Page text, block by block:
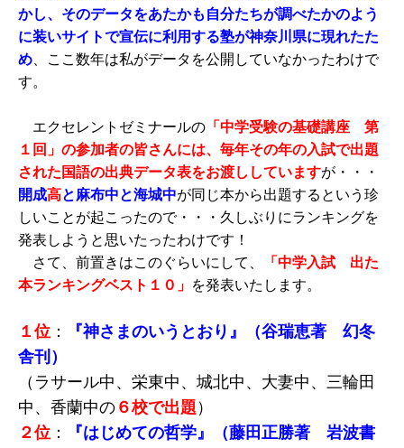
かし、そのデータをあたかも自分たちが調べたかのよう
に装いサイトで宣伝に利用する塾が神奈川県に現れたた
め 、ここ数年は私がデータを公開していなかったわけで
す。
エクセレントゼミナールの 「中学受験の基礎講座 第
１回」の参加者の皆さんには、毎年その年の入試で出題
された国語の出典データ表をお渡ししていますが・・・
開成高と麻布中と海城中が同じ本から出題するという珍
しいことが起こったので・・・久しぶりにランキングを
発表しようと思いたったわけです！
さて、前置きはこのぐらいにして、
「中学入試 出た
本ランキングベスト１０」 を発表いたします。
１位 ：
『神さまのいうとおり』（谷瑞恵著 幻冬
舎刊）
（ラサール中、栄東中、城北中、大妻中、三輪田
中、香蘭中の ６校で出題 ）
２位 ：
『はじめての哲学』（藤田正勝著 岩波書